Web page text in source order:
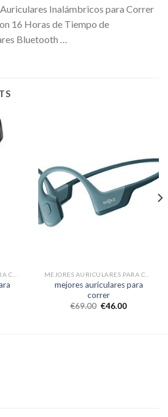
Inalámbricos para Correr
16 Horas de Tiempo de
Bluetooth …
mejores auriculares para
correr
€69.00 €46.00